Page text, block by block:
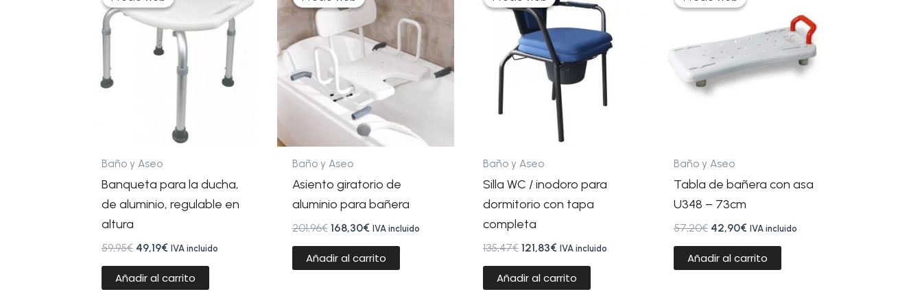
Baño y Aseo
Banqueta para la ducha,
de aluminio, regulable en
altura
59,95€
original
era:
59,95€.
49,19€
actual
49,19€.
IVA incluido
Añadir al carrito
Baño y Aseo
Asiento giratorio de
aluminio para bañera
201,96€
original
201,96€.
168,30€
actual
es:
IVA incluido
Añadir al carrito
Baño y Aseo
Silla WC / inodoro para
dormitorio con tapa
completa
135,47€
original
era:
135,47€.
121,83€
actual
121,83€.
IVA incluido
Añadir al carrito
Baño y Aseo
Tabla de bañera con asa
U348 – 73cm
57,20€
original
57,20€.
42,90€
actual
42,90€.
IVA incluido
Añadir al carrito